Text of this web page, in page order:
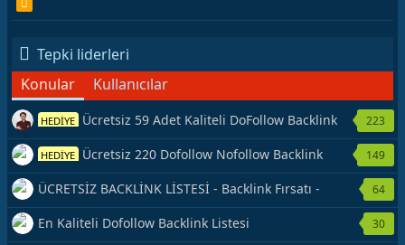
S
Tepki liderleri
Konular
Kullanıcılar
HEDİYE Ücretsiz 59 Adet Kaliteli DoFollow Backlink
Kaynağı Veriyorum.
223
HEDİYE Ücretsiz 220 Dofollow Nofollow Backlink
Veriyorum
149
ÜCRETSİZ BACKLİNK LİSTESİ - Backlink Fırsatı -
Hemen Yetiş!
64
En Kaliteli Dofollow Backlink Listesi 30